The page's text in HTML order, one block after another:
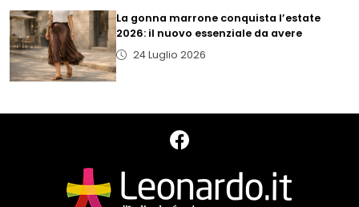
La gonna marrone conquista l’estate
2026: il nuovo essenziale da avere
24 Luglio 2026